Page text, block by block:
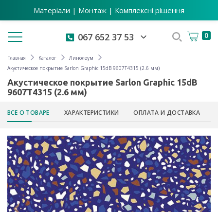
Матеріали | Монтаж | Комплексні рішення
Toggle navigation 067 652 37 53 0
Главная Каталог
Линолеум
Акустическое покрытие Sarlon Graphic 15dB 9607T4315 (2.6 мм)
Акустическое покрытие Sarlon Graphic 15dB
9607T4315 (2.6 мм)
ВСЕ О ТОВАРЕ ХАРАКТЕРИСТИКИ ОПЛАТА И ДОСТАВКА